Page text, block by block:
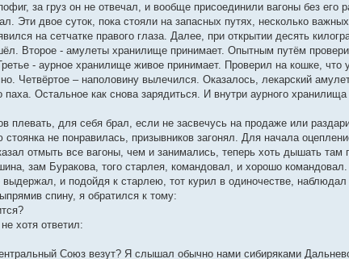
за груз он не отвечал, и вообще присоединили вагоны без его
Эти двое суток, пока стояли на запасных путях, несколько
на сетчатке правого глаза. Далее, при открытии десять
Второе - амулеты хранилище принимает. Опытным путём
- аурное хранилище живое принимает. Проверил на кошке,
Четвёртое – наполовину вылечился. Оказалось, лекарский
Остальное как снова зарядиться. И внутри аурного
плевать, для себя брал, если не засвечусь на продаже или
не понравилась, призывников загонял. Для начала
отмыть все вагоны, чем и занимались, теперь хоть дышать там
зам Буракова, того старлея, командовал, и хорошо
и подойдя к старлею, тот курил в одиночестве, наблюдал
спину, я обратился к тому:
хотя ответил:
Союз везут? Я слышал обычно нами сибиряками